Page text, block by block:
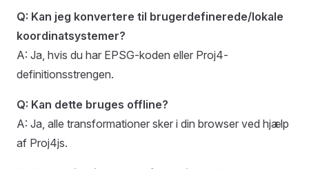
Q: Kan jeg konvertere til brugerdefinerede/lokale
koordinatsystemer?
A: Ja, hvis du har EPSG-koden eller Proj4-
definitionsstrengen.
Q: Kan dette bruges offline?
A: Ja, alle transformationer sker i din browser ved hjælp
af Proj4js.